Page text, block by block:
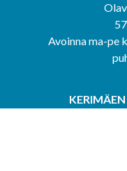
Avoinna ma-pe